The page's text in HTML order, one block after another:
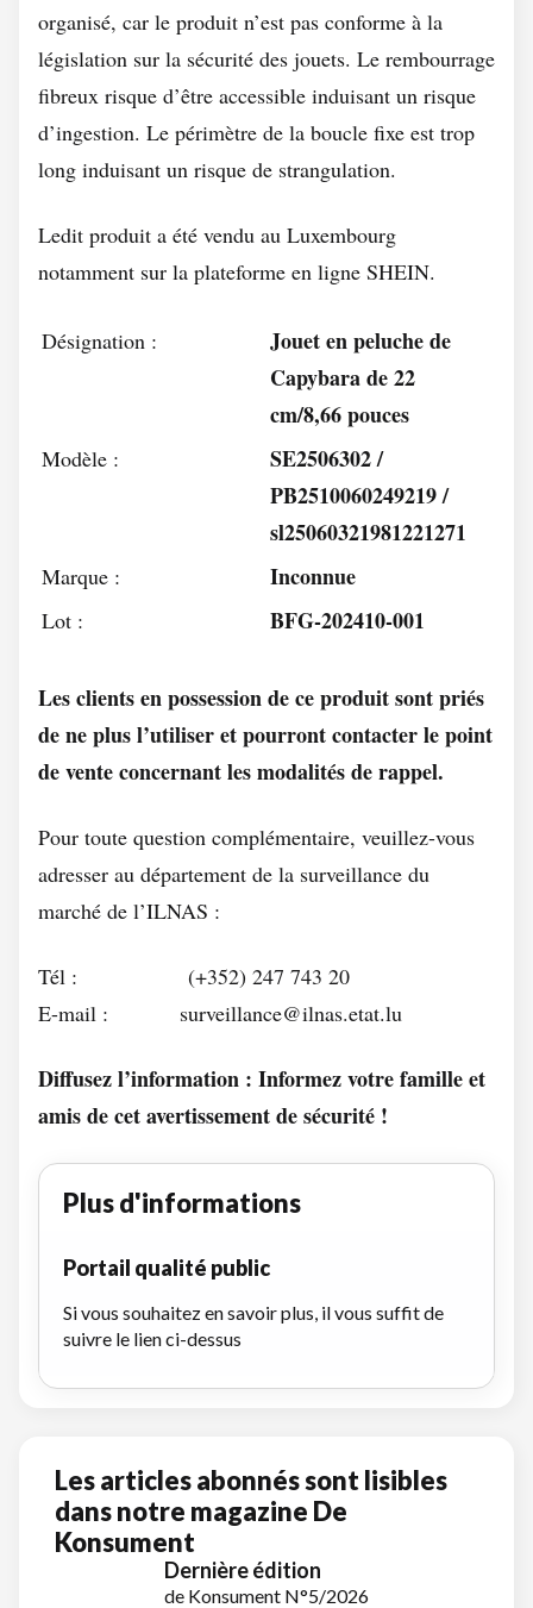
organisé, car le produit n’est pas conforme à la
législation sur la sécurité des jouets. Le rembourrage
fibreux risque d’être accessible induisant un risque
d’ingestion. Le périmètre de la boucle fixe est trop
long induisant un risque de strangulation.
Ledit produit a été vendu au Luxembourg
notamment sur la plateforme en ligne SHEIN.
Désignation :
Jouet en peluche de
Capybara de 22
cm/8,66 pouces
Modèle :
SE2506302 /
PB2510060249219 /
sl25060321981221271
Marque : Inconnue
Lot : BFG-202410-001
Les clients en possession de ce produit sont priés
de ne plus l’utiliser et pourront contacter le point
de vente concernant les modalités de rappel.
Pour toute question complémentaire, veuillez-vous
adresser au département de la surveillance du
marché de l’ILNAS :
Tél : (+352) 247 743 20
E-mail : surveillance@ilnas.etat.lu
Diffusez l’information : Informez votre famille et
amis de cet avertissement de sécurité !
Plus d'informations
Portail qualité public
Si vous souhaitez en savoir plus, il vous suffit de
suivre le lien ci-dessus
Les articles abonnés sont lisibles
dans notre magazine De
Konsument
Dernière édition
de Konsument N°5/2026